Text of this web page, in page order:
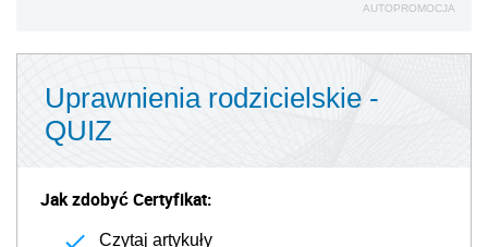
AUTOPROMOCJA
Uprawnienia rodzicielskie -
QUIZ
Jak zdobyć Certyfikat:
Czytaj artykuły